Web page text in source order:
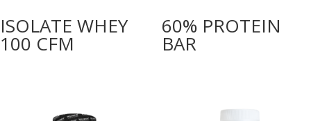
ISOLATE WHEY
100 CFM
60% PROTEIN
BAR